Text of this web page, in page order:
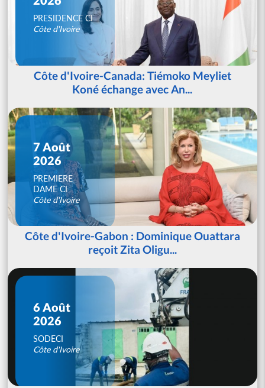
PRESIDENCE CI
Côte d'Ivoire
Côte d'Ivoire-Canada: Tiémoko Meyliet
Koné échange avec An...
7 Août
2026
PREMIERE
DAME CI
Côte d'Ivoire
Côte d'Ivoire-Gabon : Dominique Ouattara
reçoit Zita Oligu...
6 Août
2026
SODECI
Côte d'Ivoire